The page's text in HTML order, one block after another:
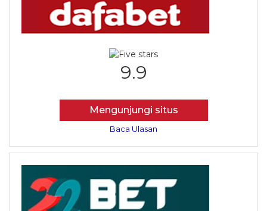
9.9
Mengunjungi situs
Baca Ulasan